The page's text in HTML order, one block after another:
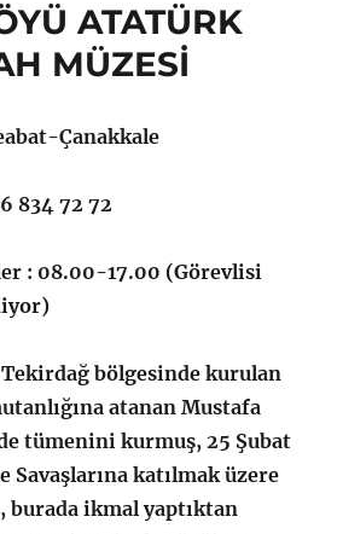
ATATÜRK
MÜZESİ
Çanakkale
72 72
: 08.00-17.00 (Görevlisi
bölgesinde kurulan
atanan Mustafa
tümenini kurmuş, 25 Şubat
Savaşlarına katılmak üzere
burada ikmal yaptıktan